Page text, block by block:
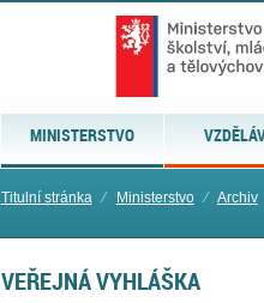
MINISTERSTVO
Titulní stránka ⁄ Ministerstvo ⁄ Archiv
VEŘEJNÁ VYHLÁŠKA